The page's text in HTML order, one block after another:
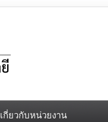
เกี่ยวกับหน่วยงาน